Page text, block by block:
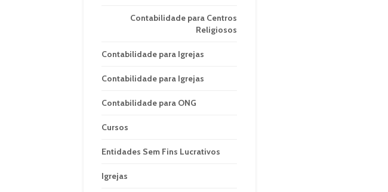
Contabilidade para Centros
Religiosos
Contabilidade para Igrejas
Contabilidade para Igrejas
Contabilidade para ONG
Cursos
Entidades Sem Fins Lucrativos
Igrejas